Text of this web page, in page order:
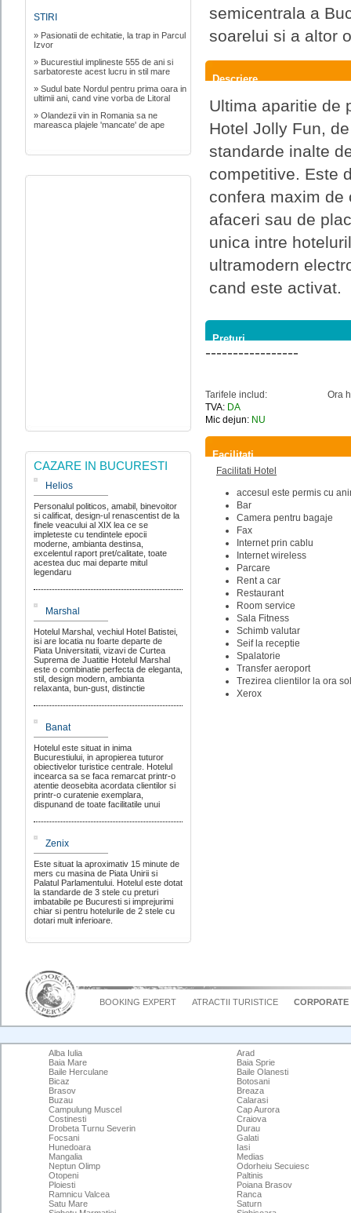
STIRI
» Pasionatii de echitatie, la trap in Parcul
Izvor
» Bucurestiul implineste 555 de ani si
sarbatoreste acest lucru in stil mare
» Sudul bate Nordul pentru prima oara in
ultimii ani, cand vine vorba de Litoral
» Olandezii vin in Romania sa ne
mareasca plajele 'mancate' de ape
CAZARE IN BUCURESTI
Helios
Personalul politicos, amabil, binevoitor
si calificat, design-ul renascentist de la
finele veacului al XIX lea ce se
impleteste cu tendintele epocii
moderne, ambianta destinsa,
excelentul raport pret/calitate, toate
acestea duc mai departe mitul
legendaru
Marshal
Hotelul Marshal, vechiul Hotel Batistei,
isi are locatia nu foarte departe de
Piata Universitatii, vizavi de Curtea
Suprema de Juatitie Hotelul Marshal
este o combinatie perfecta de eleganta,
stil, design modern, ambianta
relaxanta, bun-gust, distinctie
Banat
Hotelul este situat in inima
Bucurestiului, in apropierea tuturor
obiectivelor turistice centrale. Hotelul
incearca sa se faca remarcat printr-o
atentie deosebita acordata clientilor si
printr-o curatenie exemplara,
dispunand de toate facilitatile unui
Zenix
Este situat la aproximativ 15 minute de
mers cu masina de Piata Unirii si
Palatul Parlamentului. Hotelul este dotat
la standarde de 3 stele cu preturi
imbatabile pe Bucuresti si imprejurimi
chiar si pentru hotelurile de 2 stele cu
dotari mult inferioare.
semicentrala a
soarelui si a altor
Descriere
Ultima aparitie de
Hotel Jolly Fun,
standarde inalte
competitive. Este
confera maxim de
afaceri sau de
unica intre
ultramodern
cand este activat.
Preturi
-----------------
Tarifele includ:
TVA: DA
Mic dejun: NU
Ora
Facilitati
Facilitati Hotel
accesul este permis cu
Bar
Camera pentru bagaje
Fax
Internet prin cablu
Internet wireless
Parcare
Rent a car
Restaurant
Room service
Sala Fitness
Schimb valutar
Seif la receptie
Spalatorie
Transfer aeroport
Trezirea clientilor la ora
Xerox
BOOKING EXPERT ATRACTII TURISTICE CORPORATE
Alba Iulia
Arad
Baia Mare
Baia Sprie
Baile Herculane
Baile Olanesti
Bicaz
Botosani
Brasov
Breaza
Buzau
Calarasi
Campulung Muscel
Cap Aurora
Costinesti
Craiova
Drobeta Turnu Severin
Durau
Focsani
Galati
Hunedoara
Iasi
Mangalia
Medias
Neptun Olimp
Odorheiu Secuiesc
Otopeni
Paltinis
Ploiesti
Poiana Brasov
Ramnicu Valcea
Ranca
Satu Mare
Saturn